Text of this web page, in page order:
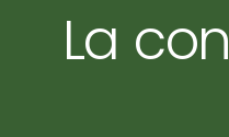
La
Contattami